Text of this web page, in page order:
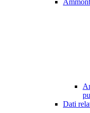
Dati